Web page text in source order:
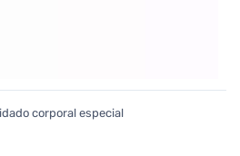
corporal especial